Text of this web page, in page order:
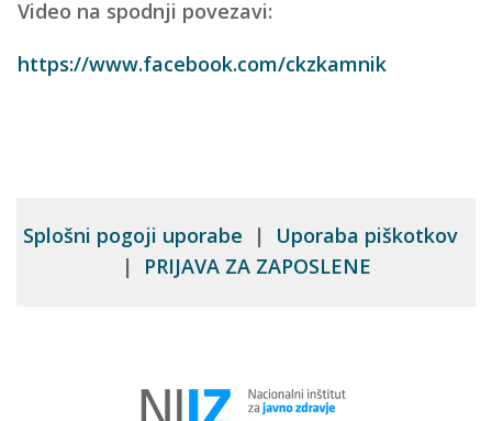
Video na spodnji povezavi:
https://www.facebook.com/ckzkamnik
Splošni pogoji uporabe | Uporaba piškotkov
|
PRIJAVA ZA ZAPOSLENE